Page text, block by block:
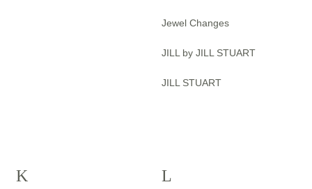
Jewel Changes
JILL by JILL STUART
JILL STUART
K L